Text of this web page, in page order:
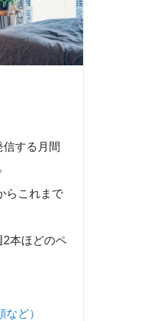
する月間
らこれまで
2本ほどのペ
ど）